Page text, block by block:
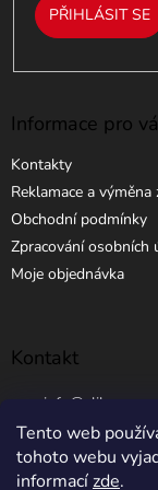
Tento web
tohoto webu
informacízde.
PŘIHLÁSIT SE
Informace pro
Kontakty
Reklamace a výměna
Obchodní podmínky
Zpracování osobních
Moje objednávka
Kontakt
info @ elibros.cz
+420 734 184